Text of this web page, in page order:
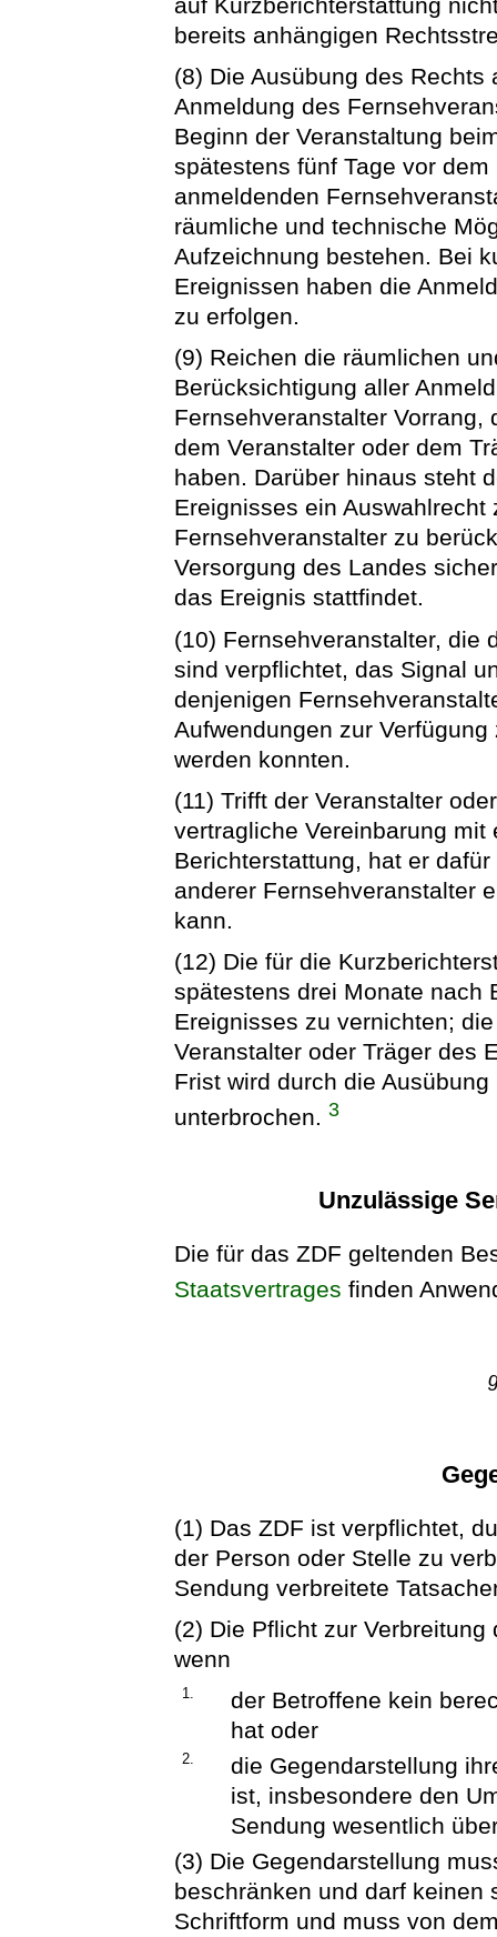
bereits anhängigen
(8) Die Ausübung des
Anmeldung des
Beginn der Veranstaltung
spätestens fünf Tage vor
anmeldenden
räumliche und technische
Aufzeichnung bestehen. Bei
Ereignissen haben die
zu erfolgen.
(9) Reichen die räumlichen
Berücksichtigung aller
Fernsehveranstalter Vorrang,
dem Veranstalter oder dem
haben. Darüber hinaus steht
Ereignisses ein
Fernsehveranstalter zu
Versorgung des Landes
das Ereignis stattfindet.
(10) Fernsehveranstalter, die
sind verpflichtet, das Signal
denjenigen
Aufwendungen zur
werden konnten.
(11) Trifft der Veranstalter
vertragliche Vereinbarung
Berichterstattung, hat er
anderer Fernsehveranstalter
kann.
(12) Die für die
spätestens drei Monate nach
Ereignisses zu vernichten;
Veranstalter oder Träger des
Frist wird durch die
unterbrochen.3
Unzulässige
Die für das ZDF geltenden
Staatsvertrages finden
(1) Das ZDF ist verpflichtet,
der Person oder Stelle zu
Sendung verbreitete
(2) Die Pflicht zur
wenn
1.
der Betroffene kein
hat oder
2.
die Gegendarstellung
ist, insbesondere den
Sendung wesentlich
(3) Die Gegendarstellung
beschränken und darf keinen
Schriftform und muss von